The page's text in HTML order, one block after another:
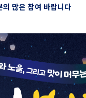
의 많은 참여 바랍니다